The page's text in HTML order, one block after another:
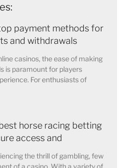
payment methods for
and withdrawals
casinos, the ease of making
is paramount for players
For enthusiasts of
horse racing betting
access and
the thrill of gambling, few
of a casino. With a variety of